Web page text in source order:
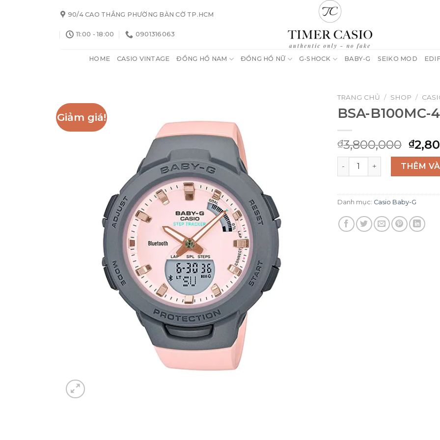
90/4 CAO THẮNG PHƯỜNG BÀN CỜ TP.HCM
11:00 - 18:00 0901316063
HOME CASIO VINTAGE ĐỒNG HỒ NAM ĐỒNG HỒ NỮ G-SHOCK BABY-G SEIKO MOD
Giảm giá!
TRANG CHỦ / SHOP /
BSA-B100MC-
₫3,800,000 Giá
gốc
là:
₫
BSA-B100MC-4A số lượng
THÊM
Danh mục: Casio Baby-G